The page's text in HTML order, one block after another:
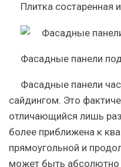
Плитка состаренная
Фасадные панели
Фасадные панели
сайдингом. Это
отличающийся лишь
более приближена к
прямоугольной и
может быть